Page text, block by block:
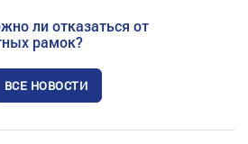
ли отказаться от
рамок?
ВСЕ НОВОСТИ